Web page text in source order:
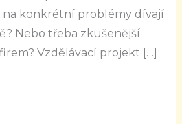
na konkrétní problémy dívají
Nebo třeba zkušenější
Vzdělávací projekt […]